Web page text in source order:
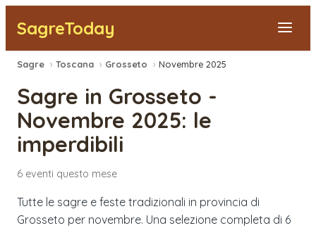
SagreToday
Segnala una sagra
Tutte le Sagre
Vicino a Me
Sagre › Toscana › Grosseto › Novembre 2025
Sagre in Grosseto -
Novembre 2025: le
imperdibili
6 eventi questo mese
Tutte le sagre e feste tradizionali in provincia di
Grosseto per novembre. Una selezione completa di 6